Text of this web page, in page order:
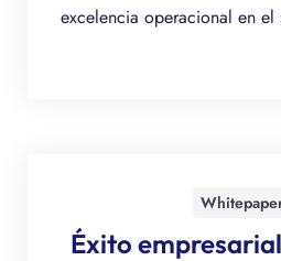
excelencia operacional en el
Éxito